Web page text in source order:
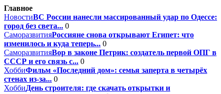
Главное
НовостиВС России нанесли массированный удар по Одессе:
город без света... 0
СаморазвитияРоссияне снова открывают Египет: что
изменилось и куда теперь... 0
СаморазвитияВор в законе Петрик: создатель первой ОПГ в
СССР и его связь с... 0
ХоббиФильм «Последний дом»: семья заперта в четырёх
стенах из-за... 0
ХоббиДень строителя: где скачать открытки и